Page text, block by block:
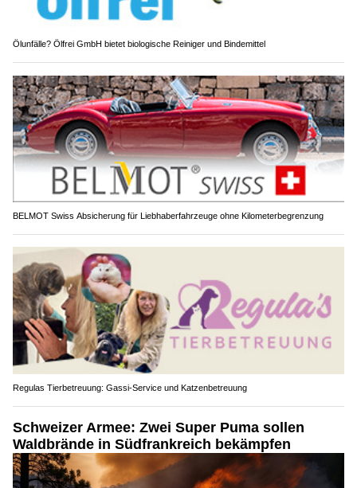
Ölunfälle? Ölfrei GmbH bietet biologische Reiniger und Bindemittel
BELMOT Swiss Absicherung für Liebhaberfahrzeuge ohne Kilometerbegrenzung
Regulas Tierbetreuung: Gassi-Service und Katzenbetreuung
Schweizer Armee: Zwei Super Puma sollen
Waldbrände in Südfrankreich bekämpfen